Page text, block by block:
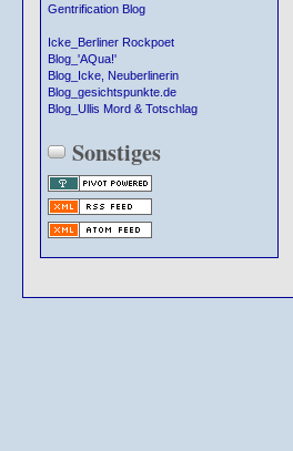
Gentrification Blog
Icke_Berliner Rockpoet
Blog_'AQua!'
Blog_Icke, Neuberlinerin
Blog_gesichtspunkte.de
Blog_Ullis Mord & Totschlag
Sonstiges